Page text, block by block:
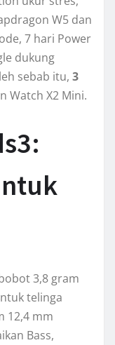
W5 dan
7 hari Power
dukung
sebab itu, 3
Watch X2 Mini.
3,8 gram
telinga
12,4 mm
Bass,